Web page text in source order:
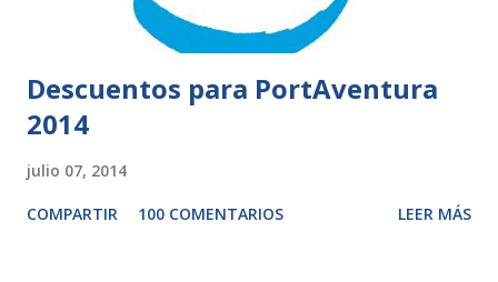
Descuentos para PortAventura
2014
julio 07, 2014
COMPARTIR 100 COMENTARIOS LEER MÁS